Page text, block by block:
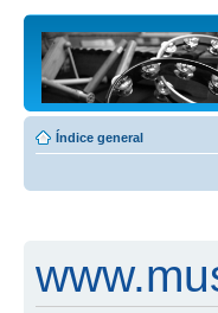
Índice general